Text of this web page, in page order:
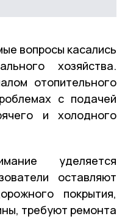
вопросы касались
хозяйства.
отопительного
с подачей
и холодного
уделяется
оставляют
покрытия,
требуют ремонта